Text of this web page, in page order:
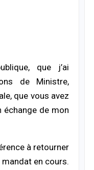
que j’ai
de Ministre,
que vous avez
de mon
à retourner
mandat en cours.
: près de 5 000
la Police nationale
sécuritaire jugé